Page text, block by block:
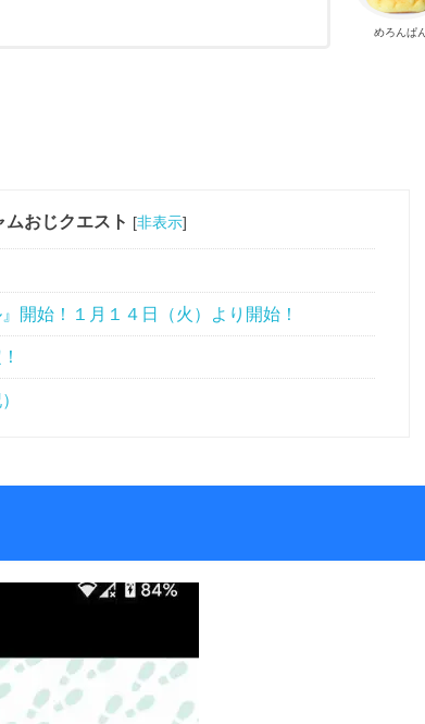
めろんぱん
ムおじクエスト [非表示]
開始！１月１４日（火）より開始！